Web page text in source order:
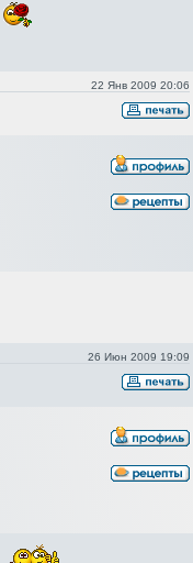
22 Янв 2009 20:06
26 Июн 2009 19:09